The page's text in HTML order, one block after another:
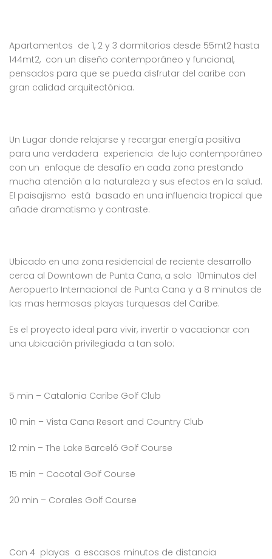
Apartamentos de 1, 2 y 3 dormitorios desde 55mt2 hasta
144mt2, con un diseño contemporáneo y funcional,
pensados para que se pueda disfrutar del caribe con
gran calidad arquitectónica.
Un Lugar donde relajarse y recargar energía positiva
para una verdadera experiencia de lujo contemporáneo
con un enfoque de desafío en cada zona prestando
mucha atención a la naturaleza y sus efectos en la salud.
El paisajismo está basado en una influencia tropical que
añade dramatismo y contraste.
Ubicado en una zona residencial de reciente desarrollo
cerca al Downtown de Punta Cana, a solo 10minutos del
Aeropuerto Internacional de Punta Cana y a 8 minutos de
las mas hermosas playas turquesas del Caribe.
Es el proyecto ideal para vivir, invertir o vacacionar con
una ubicación privilegiada a tan solo:
5 min – Catalonia Caribe Golf Club
10 min – Vista Cana Resort and Country Club
12 min – The Lake Barceló Golf Course
15 min – Cocotal Golf Course
20 min – Corales Golf Course
Con 4 playas a escasos minutos de distancia
ningún
No se encontró ningún